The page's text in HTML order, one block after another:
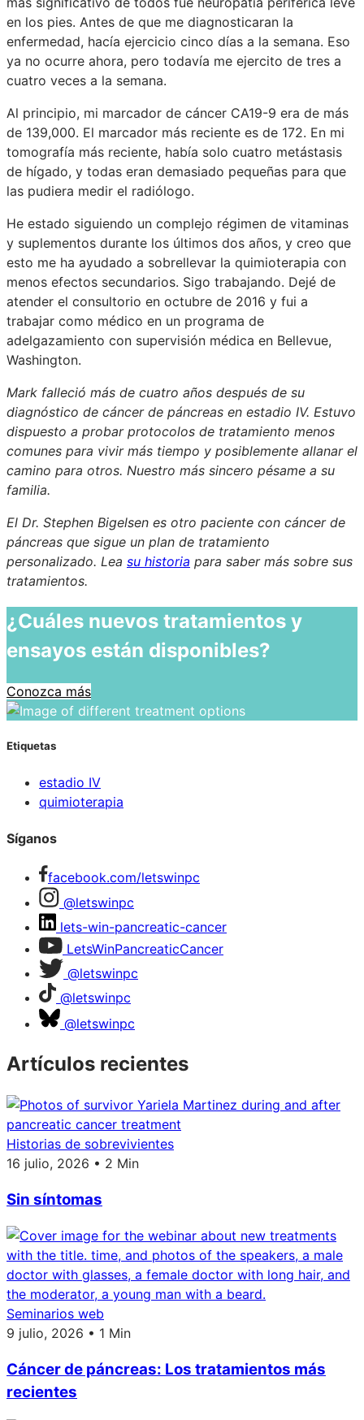
en los pies. Antes de que me diagnosticaran la
enfermedad, hacía ejercicio cinco días a la semana. Eso
ya no ocurre ahora, pero todavía me ejercito de tres a
cuatro veces a la semana.
Al principio, mi marcador de cáncer CA19-9 era de más
de 139,000. El marcador más reciente es de 172. En mi
tomografía más reciente, había solo cuatro metástasis
de hígado, y todas eran demasiado pequeñas para que
las pudiera medir el radiólogo.
He estado siguiendo un complejo régimen de vitaminas
y suplementos durante los últimos dos años, y creo que
esto me ha ayudado a sobrellevar la quimioterapia con
menos efectos secundarios. Sigo trabajando. Dejé de
atender el consultorio en octubre de 2016 y fui a
trabajar como médico en un programa de
adelgazamiento con supervisión médica en Bellevue,
Washington.
Mark falleció más de cuatro años después de su
diagnóstico de cáncer de páncreas en estadio IV. Estuvo
dispuesto a probar protocolos de tratamiento menos
comunes para vivir más tiempo y posiblemente allanar el
camino para otros. Nuestro más sincero pésame a su
familia.
El Dr. Stephen Bigelsen es otro paciente con cáncer de
páncreas que sigue un plan de tratamiento
personalizado. Lea su historia para saber más sobre sus
tratamientos.
¿Cuáles nuevos tratamientos y
ensayos están disponibles?
Conozca más
Etiquetas
estadio IV
quimioterapia
Síganos
facebook.com/letswinpc
@letswinpc
lets-win-pancreatic-cancer
LetsWinPancreaticCancer
@letswinpc
@letswinpc
@letswinpc
Artículos recientes
Historias de sobrevivientes
16 julio, 2026 • 2 Min
Sin síntomas
Seminarios web
9 julio, 2026 • 1 Min
Cáncer de páncreas: Los tratamientos más
recientes